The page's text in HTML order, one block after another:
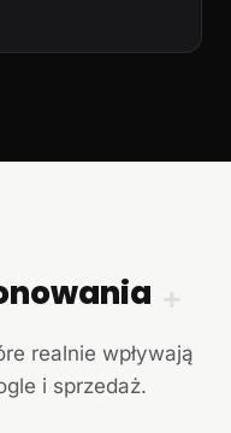
+
realnie wpływają
i sprzedaż.